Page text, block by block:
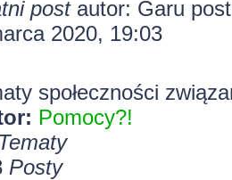
postautor: Garu
2020, 19:03
społeczności
Pomocy?!
Tematy
Posty